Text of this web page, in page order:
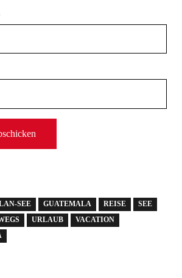
SEE GUATEMALA REISE
SEE
URLAUB
VACATION